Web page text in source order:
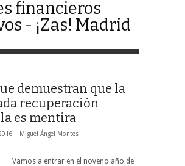
financieros
- ¡Zas! Madrid
demuestran que la
recuperación
es mentira
| Miguel Ángel Montes
Vamos a entrar en el noveno año de